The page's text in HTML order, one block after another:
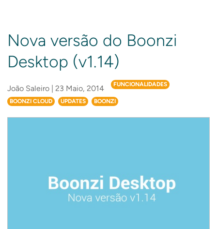
Nova versão do Boonzi
Desktop (v1.14)
João Saleiro | 23 Maio, 2014 FUNCIONALIDADES
BOONZI CLOUD UPDATES BOONZI